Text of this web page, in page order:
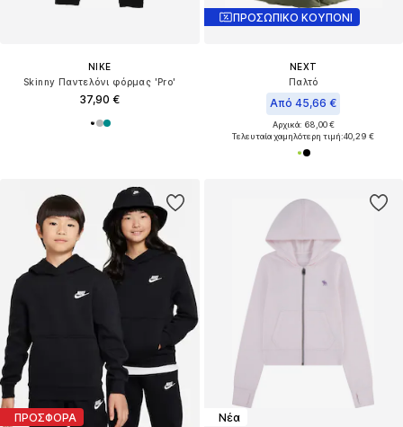
NIKE
Skinny Παντελόνι φόρμας 'Pro'
37,90 €
ΠΡΟΣΩΠΙΚΟ ΚΟΥΠΟΝΙ
NEXT
Παλτό
Από 45,66 €
Αρχικά: 68,00 €
Τελευταία χαμηλότερη τιμή:40,29 €
ΠΡΟΣΦΟΡΑ Νέα